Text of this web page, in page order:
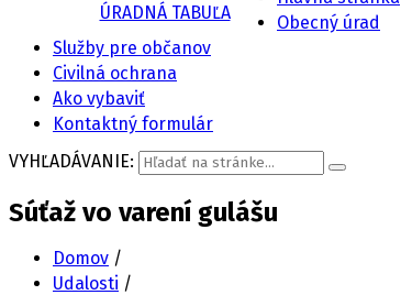
ÚRADNÁ TABUĽA
Obecný úrad
Služby pre občanov
Civilná ochrana
Ako vybaviť
Kontaktný formulár
VYHĽADÁVANIE:
Súťaž vo varení gulášu
Domov /
Udalosti /